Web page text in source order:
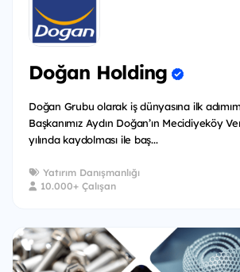
Doğan Holding
Doğan Grubu olarak iş dünyasına ilk
Başkanımız Aydın Doğan’ın Mecidiyeköy
yılında kaydolması ile baş...
Yatırım Danışmanlığı
10.000+ Çalışan